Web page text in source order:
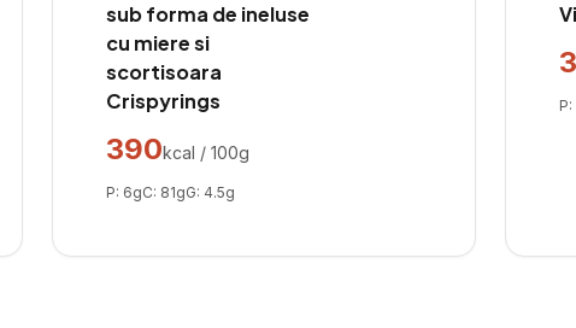
sub forma de ineluse
cu miere si
scortisoara
Crispyrings
390kcal / 100g
P: 6gC: 81gG: 4.5g
P: